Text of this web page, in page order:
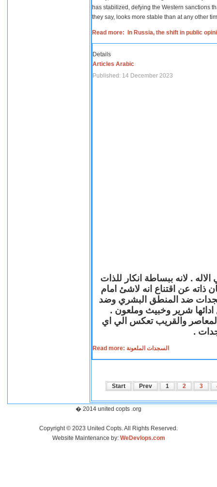
has stabilized, defying the Western sanctions
they say, looks more stable than at any other
Read more: In Russia, the shift in public
Details
Articles Arabic
Published: 14 December 2023
. لانه ببساطة انكار للذات
ذاته عن اقتناع انه لاشئ امام
ضد المنطق البشري وضد
ادائها شرير وخبيث وملعون .
المعاصر والقريب تعكس الي اي
.
Read more: السجدات الملعونة
Start Prev 1 2 3
� 2014 united copts .org
Copyright © 2023 United Copts. All Rights Reserved.
Website Maintenance by: WeDevlops.com